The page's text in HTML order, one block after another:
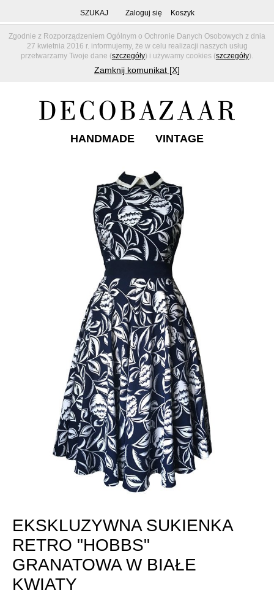
Zgodnie z Rozporządzeniem Ogólnym o Ochronie Danych Osobowych z dnia
27 kwietnia 2016 r. informujemy, że w celu realizacji naszych usług
przetwarzamy Twoje dane (szczegóły) i używamy cookies (szczegóły).
Zamknij komunikat [X]
SZUKAJ Zaloguj się Koszyk
HANDMADE VINTAGE
EKSKLUZYWNA SUKIENKA
RETRO "HOBBS"
GRANATOWA W BIAŁE
KWIATY